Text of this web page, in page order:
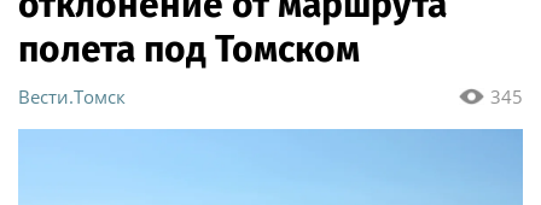
полета под Томском
345
Вести.Томск